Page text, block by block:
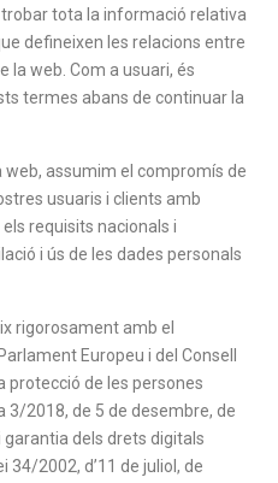
trobar tota la informació relativa
defineixen les relacions entre
la web. Com a usuari, és
termes abans de continuar la
web, assumim el compromís de
usuaris i clients amb
requisits nacionals i
i ús de les dades personals
rigorosament amb el
Europeu i del Consell
protecció de les persones
3/2018, de 5 de desembre, de
garantia dels drets digitals
34/2002, d’11 de juliol, de